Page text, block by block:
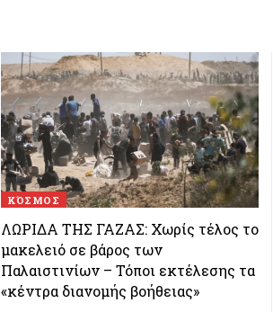
ΚΌΣΜΟΣ
ΛΩΡΙΔΑ ΤΗΣ ΓΑΖΑΣ: Χωρίς τέλος το
μακελειό σε βάρος των
Παλαιστινίων – Τόποι εκτέλεσης τα
«κέντρα διανομής βοήθειας»